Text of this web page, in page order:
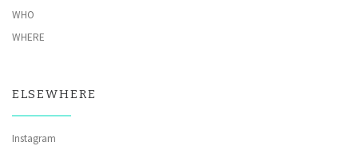
WHO
WHERE
ELSEWHERE
Instagram